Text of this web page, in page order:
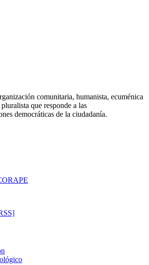
comunitaria, humanista, ecuménica
que responde a las
democráticas de la ciudadanía.